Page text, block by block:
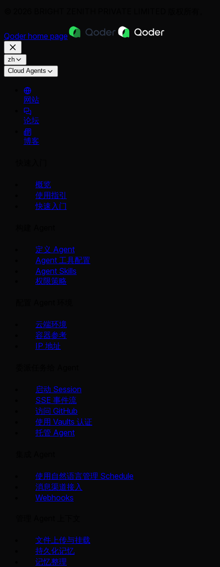
Qoder home page
zh
Cloud Agents
网站
论坛
博客
概览
使用指引
快速入门
定义 Agent
Agent 工具配置
Agent Skills
权限策略
云端环境
容器参考
IP 地址
启动 Session
SSE 事件流
访问 GitHub
使用 Vaults 认证
托管 Agent
使用自然语言管理 Schedule
消息渠道接入
Webhooks
文件上传与挂载
持久化记忆
记忆整理